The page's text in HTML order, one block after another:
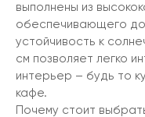
выполнены из
обеспечивающего
устойчивость к
см позволяет легко
интерьер – будь то
кафе.
Почему стоит